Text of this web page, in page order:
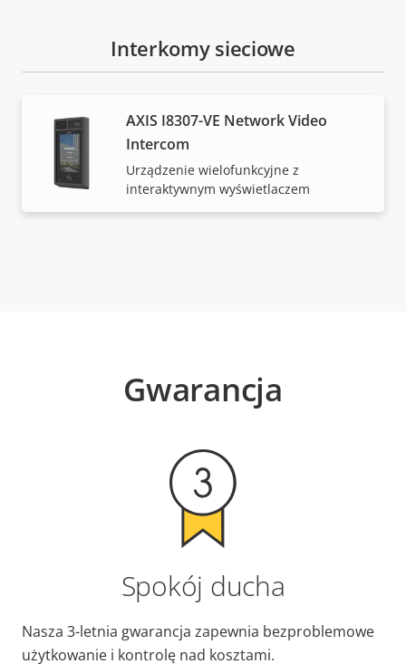
Interkomy sieciowe
AXIS I8307-VE Network Video
Intercom
Urządzenie wielofunkcyjne z
interaktywnym wyświetlaczem
Gwarancja
Spokój ducha
Nasza 3-letnia gwarancja zapewnia bezproblemowe
użytkowanie i kontrolę nad kosztami.